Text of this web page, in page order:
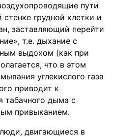
пути
грудной клетки и
заставляющий перейти
т.е. дыхание с
выдохом (как при
что в этом
углекислого газа
приводит к
табачного дыма с
привыканием.
двигающиеся в